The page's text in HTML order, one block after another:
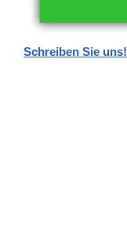
Schreiben Sie uns!